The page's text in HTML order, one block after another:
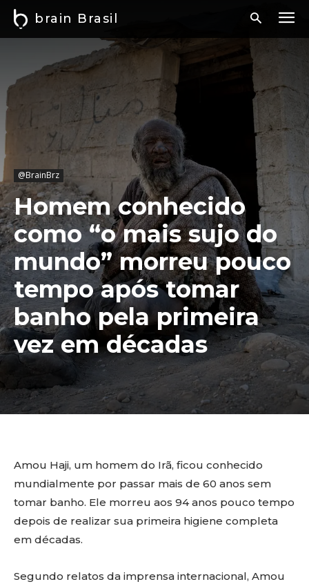
brain Brasil
@BrainBrz
Homem conhecido
como “o mais sujo do
mundo” morreu pouco
tempo após tomar
banho pela primeira
vez em décadas
Amou Haji, um homem do Irã, ficou conhecido
mundialmente por passar mais de 60 anos sem
tomar banho. Ele morreu aos 94 anos pouco tempo
depois de realizar sua primeira higiene completa
em décadas.
Segundo relatos da imprensa internacional, Amou